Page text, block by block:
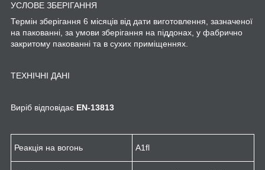
УСЛОВЕ ЗБЕРІГАННЯ
Термін зберігання 6 місяців від дати виготовлення, зазначеної
на пакованні, за умови зберігання на піддонах, у фабрично
закритому пакованні та в сухих приміщеннях.
ТЕХНІЧНІ ДАНІ
Виріб відповідає EN-13813
Реакція на вогонь A1fl